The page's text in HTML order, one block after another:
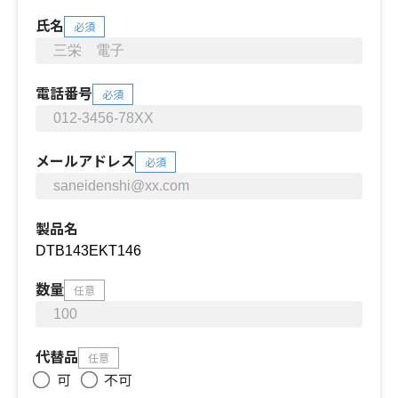
氏名 必須
電話番号 必須
メールアドレス 必須
製品名
数量 任意
代替品 任意
可
不可